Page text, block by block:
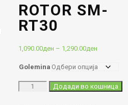
ROTOR SM-
RT30
1,090.00ден – 1,290.00ден
Golemina
ROTOR
Додади во кошница